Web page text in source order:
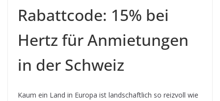
Rabattcode: 15% bei
Hertz für Anmietungen
in der Schweiz
Kaum ein Land in Europa ist landschaftlich so reizvoll wie